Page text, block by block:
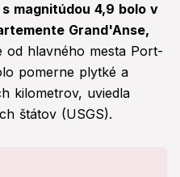
magnitúdou 4,9 bolo v
Grand'Anse,
od hlavného mesta Port-
pomerne plytké a
kilometrov, uviedla
štátov (USGS).